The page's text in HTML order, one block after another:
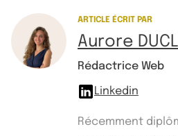
ARTICLE ÉCRIT PAR
Aurore
Rédactrice Web
Linkedin
Récemment